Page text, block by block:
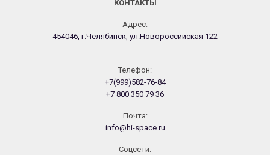
КОНТАКТЫ
Адрес:
454046, г.Челябинск, ул.Новороссийская 122
Телефон:
+7(999)582-76-84
+7 800 350 79 36
Почта:
info@hi-space.ru
Cоцсети: